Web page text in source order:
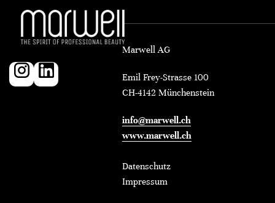
Marwell AG
Emil Frey-Strasse 100
CH-4142 Münchenstein
info@marwell.ch
www.marwell.ch
Datenschutz
Impressum